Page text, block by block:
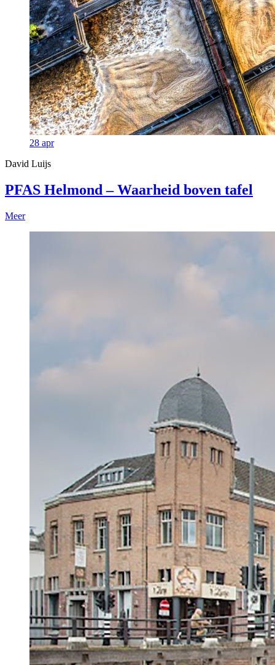
28 apr
David Luijs
PFAS Helmond – Waarheid boven tafel
Meer